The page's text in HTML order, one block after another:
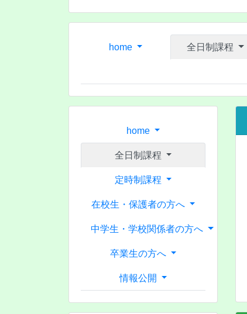
home 全日制課程
home
全日制課程
定時制課程
在校生・保護者の方へ
中学生・学校関係者の方へ
卒業生の方へ
情報公開